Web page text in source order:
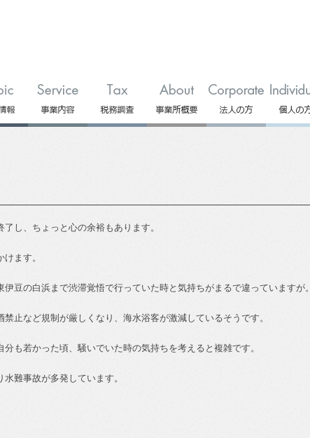
し、ちょっと心の余裕もあります。
ます。
豆の白浜まで渋滞覚悟で行っていた時と気持ちがまるで違っていますが。
止など規制が厳しくなり、海水浴客が激減しているそうです。
も若かった頃、騒いでいた時の気持ちを考えると複雑です。
難事故が多発しています。